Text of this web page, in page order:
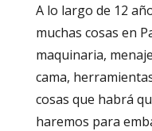
A lo largo de 12
muchas cosas en
maquinaria,
cama,
cosas que habrá
haremos para